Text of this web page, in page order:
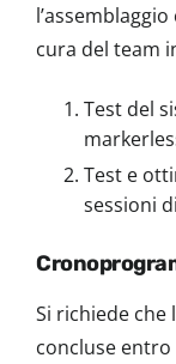
cura del team
Test del
Test e
sessioni
Si richiede che
concluse entro